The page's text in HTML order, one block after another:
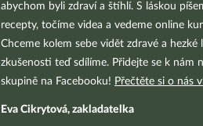
abychom byli zdraví a štíhlí. S láskou
recepty, točíme videa a vedeme online
Chceme kolem sebe vidět zdravé a
zkušenosti teď sdílíme. Přidejte se k nám
skupině na Facebooku! Přečtěte si o nás
Eva Cikrytová, zakladatelka